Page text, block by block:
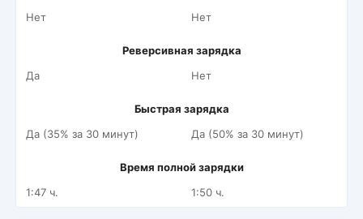
Нет
Нет
Реверсивная зарядка
Да
Нет
Быстрая зарядка
Да (35% за 30 минут)
Да (50% за 30 минут)
Время полной зарядки
1:47 ч.
1:50 ч.